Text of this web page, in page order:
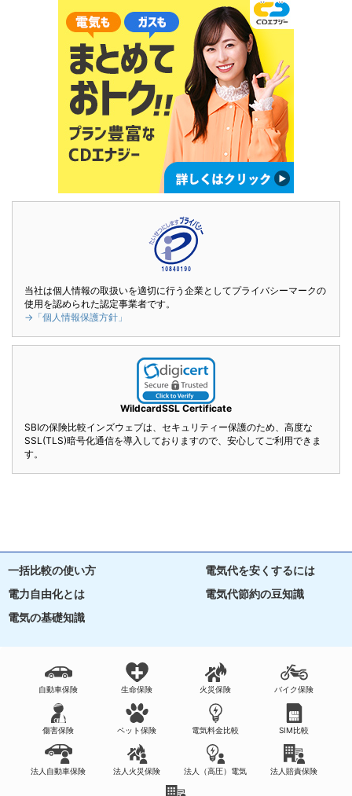
当社は個人情報の取扱いを適切に行う企業としてプライバシーマークの
使用を認められた認定事業者です。
→「個人情報保護方針」
WildcardSSL Certificate
SBIの保険比較インズウェブは、セキュリティー保護のため、高度な
SSL(TLS)暗号化通信を導入しておりますので、安心してご利用できま
す。
一括比較の使い方
電気代を安くするには
電力自由化とは
電気代節約の豆知識
電気の基礎知識
自動車保険 生命保険 火災保険 バイク保険
傷害保険 ペット保険 電気料金比較 SIM比較
法人自動車保険 法人火災保険 法人（高圧）電気 法人賠責保険